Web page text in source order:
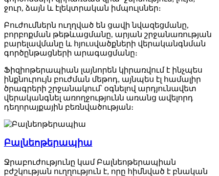
ջուր, ձայն և էլեկտրական իմպուլսներ։
Բուժումներն ուղղված են ցավի նվազեցմանը,
բորբոքման թեթևացմանը, արյան շրջանառության
բարելավմանը և հյուսվածքների վերականգնման
գործընթացների արագացմանը։
Ֆիզիոթերապիան լայնորեն կիրառվում է ինչպես
ինքնուրույն բուժման մեթոդ, այնպես էլ համալիր
ծրագրերի շրջանակում՝ օգնելով արդյունավետ
վերականգնել առողջությունն առանց ավելորդ
դեղորայքային բեռնվածության։
Բալնեոթերապիա
Ջրաբուժությունը կամ Բալնեոթերապիան
բժշկության ուղղություն է, որը հիմնված է բնական